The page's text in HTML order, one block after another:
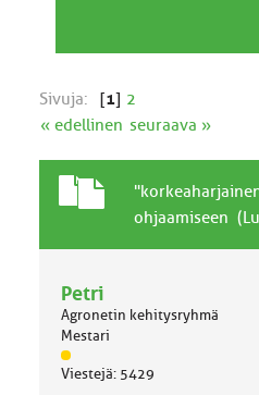
Sivuja: [1] 2
« edellinen seuraava »
a
a
i
n
e
n
A
iohjaamiseen
Petri
Agronetin kehitysryhmä
Mestari
J
ä
Viestejä: 5429